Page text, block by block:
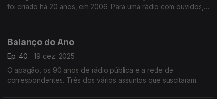
foi criado há 20 anos, em 2006. Para uma rádio com ouvidos,
Balanço do Ano
Ep. 40
19 dez. 2025
O apagão, os 90 anos de rádio pública e a rede de
correspondentes. Três dos vários assuntos que suscitaram